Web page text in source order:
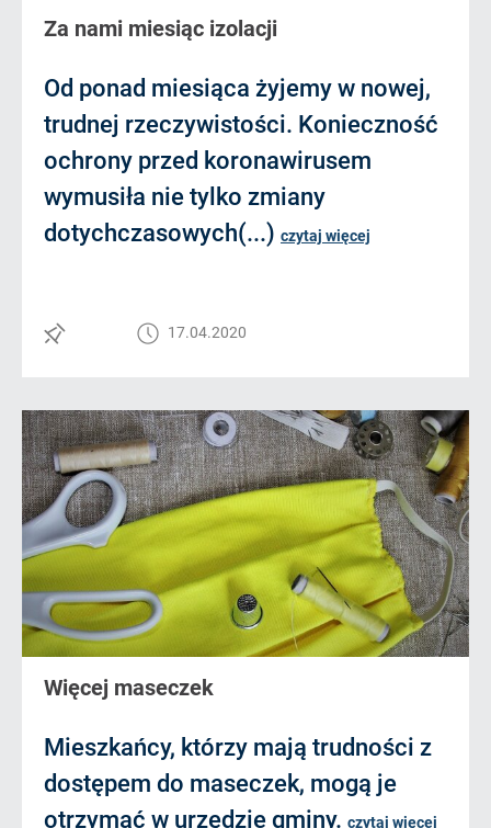
Za nami miesiąc izolacji
Od ponad miesiąca żyjemy w nowej,
trudnej rzeczywistości. Konieczność
ochrony przed koronawirusem
wymusiła nie tylko zmiany
dotychczasowych(...) czytaj więcej
17.04.2020
Więcej maseczek
Mieszkańcy, którzy mają trudności z
dostępem do maseczek, mogą je
otrzymać w urzędzie gminy. czytaj więcej